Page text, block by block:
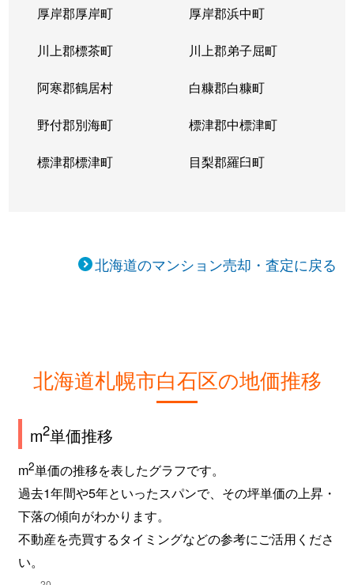
厚岸郡厚岸町 厚岸郡浜中町
川上郡標茶町 川上郡弟子屈町
阿寒郡鶴居村 白糠郡白糠町
野付郡別海町 標津郡中標津町
標津郡標津町 目梨郡羅臼町
北海道のマンション売却・査定に戻る
北海道札幌市白石区の地価推移
m2単価推移
m2単価の推移を表したグラフです。
過去1年間や5年といったスパンで、その坪単価の上昇・
下落の傾向がわかります。
不動産を売買するタイミングなどの参考にご活用くださ
い。